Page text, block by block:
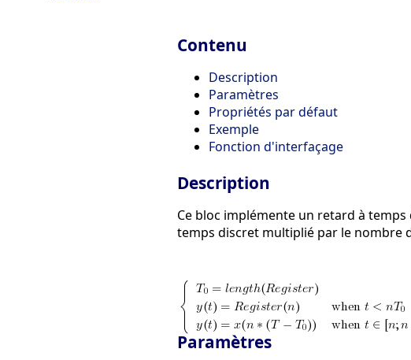
Contenu
Description
Paramètres
Propriétés par défaut
Exemple
Fonction d'interfaçage
Description
Ce bloc implémente un retard à
temps discret multiplié par le nombre
Paramètres